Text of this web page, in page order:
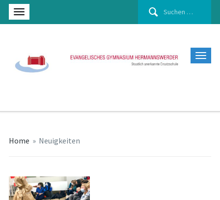
Suchen
Home » Neuigkeiten